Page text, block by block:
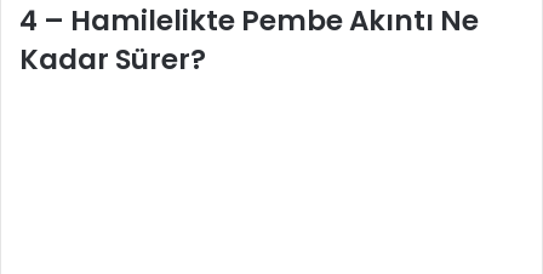
4 – Hamilelikte Pembe Akıntı Ne
Kadar Sürer?